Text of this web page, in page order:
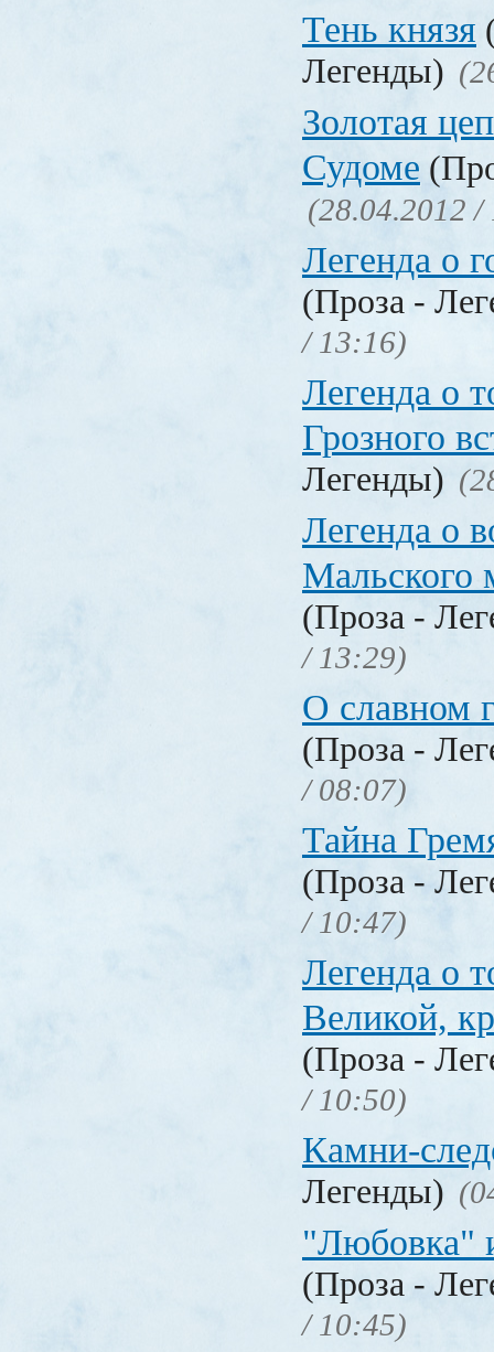
Тень князя
Легенды)
Золотая
Судоме
(28.04.2012 /
Легенда о
(Проза -
/ 13:16)
Легенда о
Грозного
Легенды)
Легенда о
Мальского
(Проза -
/ 13:29)
О славном
(Проза -
/ 08:07)
Тайна
(Проза -
/ 10:47)
Легенда о
Великой,
(Проза -
/ 10:50)
Камни-
Легенды)
"Любовка"
(Проза -
/ 10:45)